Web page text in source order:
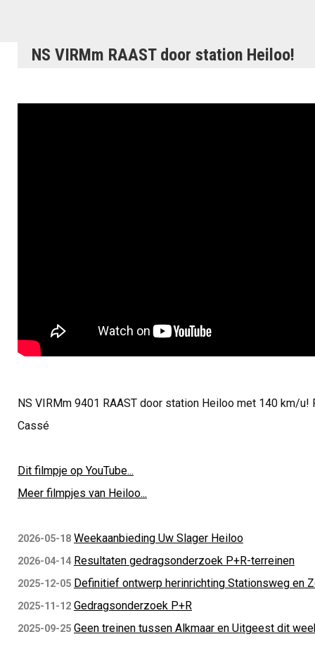
NS VIRMm RAAST door station Heiloo!
NS VIRMm 9401 RAAST door station Heiloo met 140 km/u!
Cassé
Dit filmpje op YouTube...
Meer filmpjes van Heiloo...
2026-05-18 Weekaanbieding Uw Slager Heiloo
2026-04-14 Resultaten gedragsonderzoek P+R-terreinen
2025-12-05 Definitief ontwerp herinrichting Stationsweg en
2025-11-12 Gedragsonderzoek P+R
2025-09-25 Geen treinen tussen Alkmaar en Uitgeest dit